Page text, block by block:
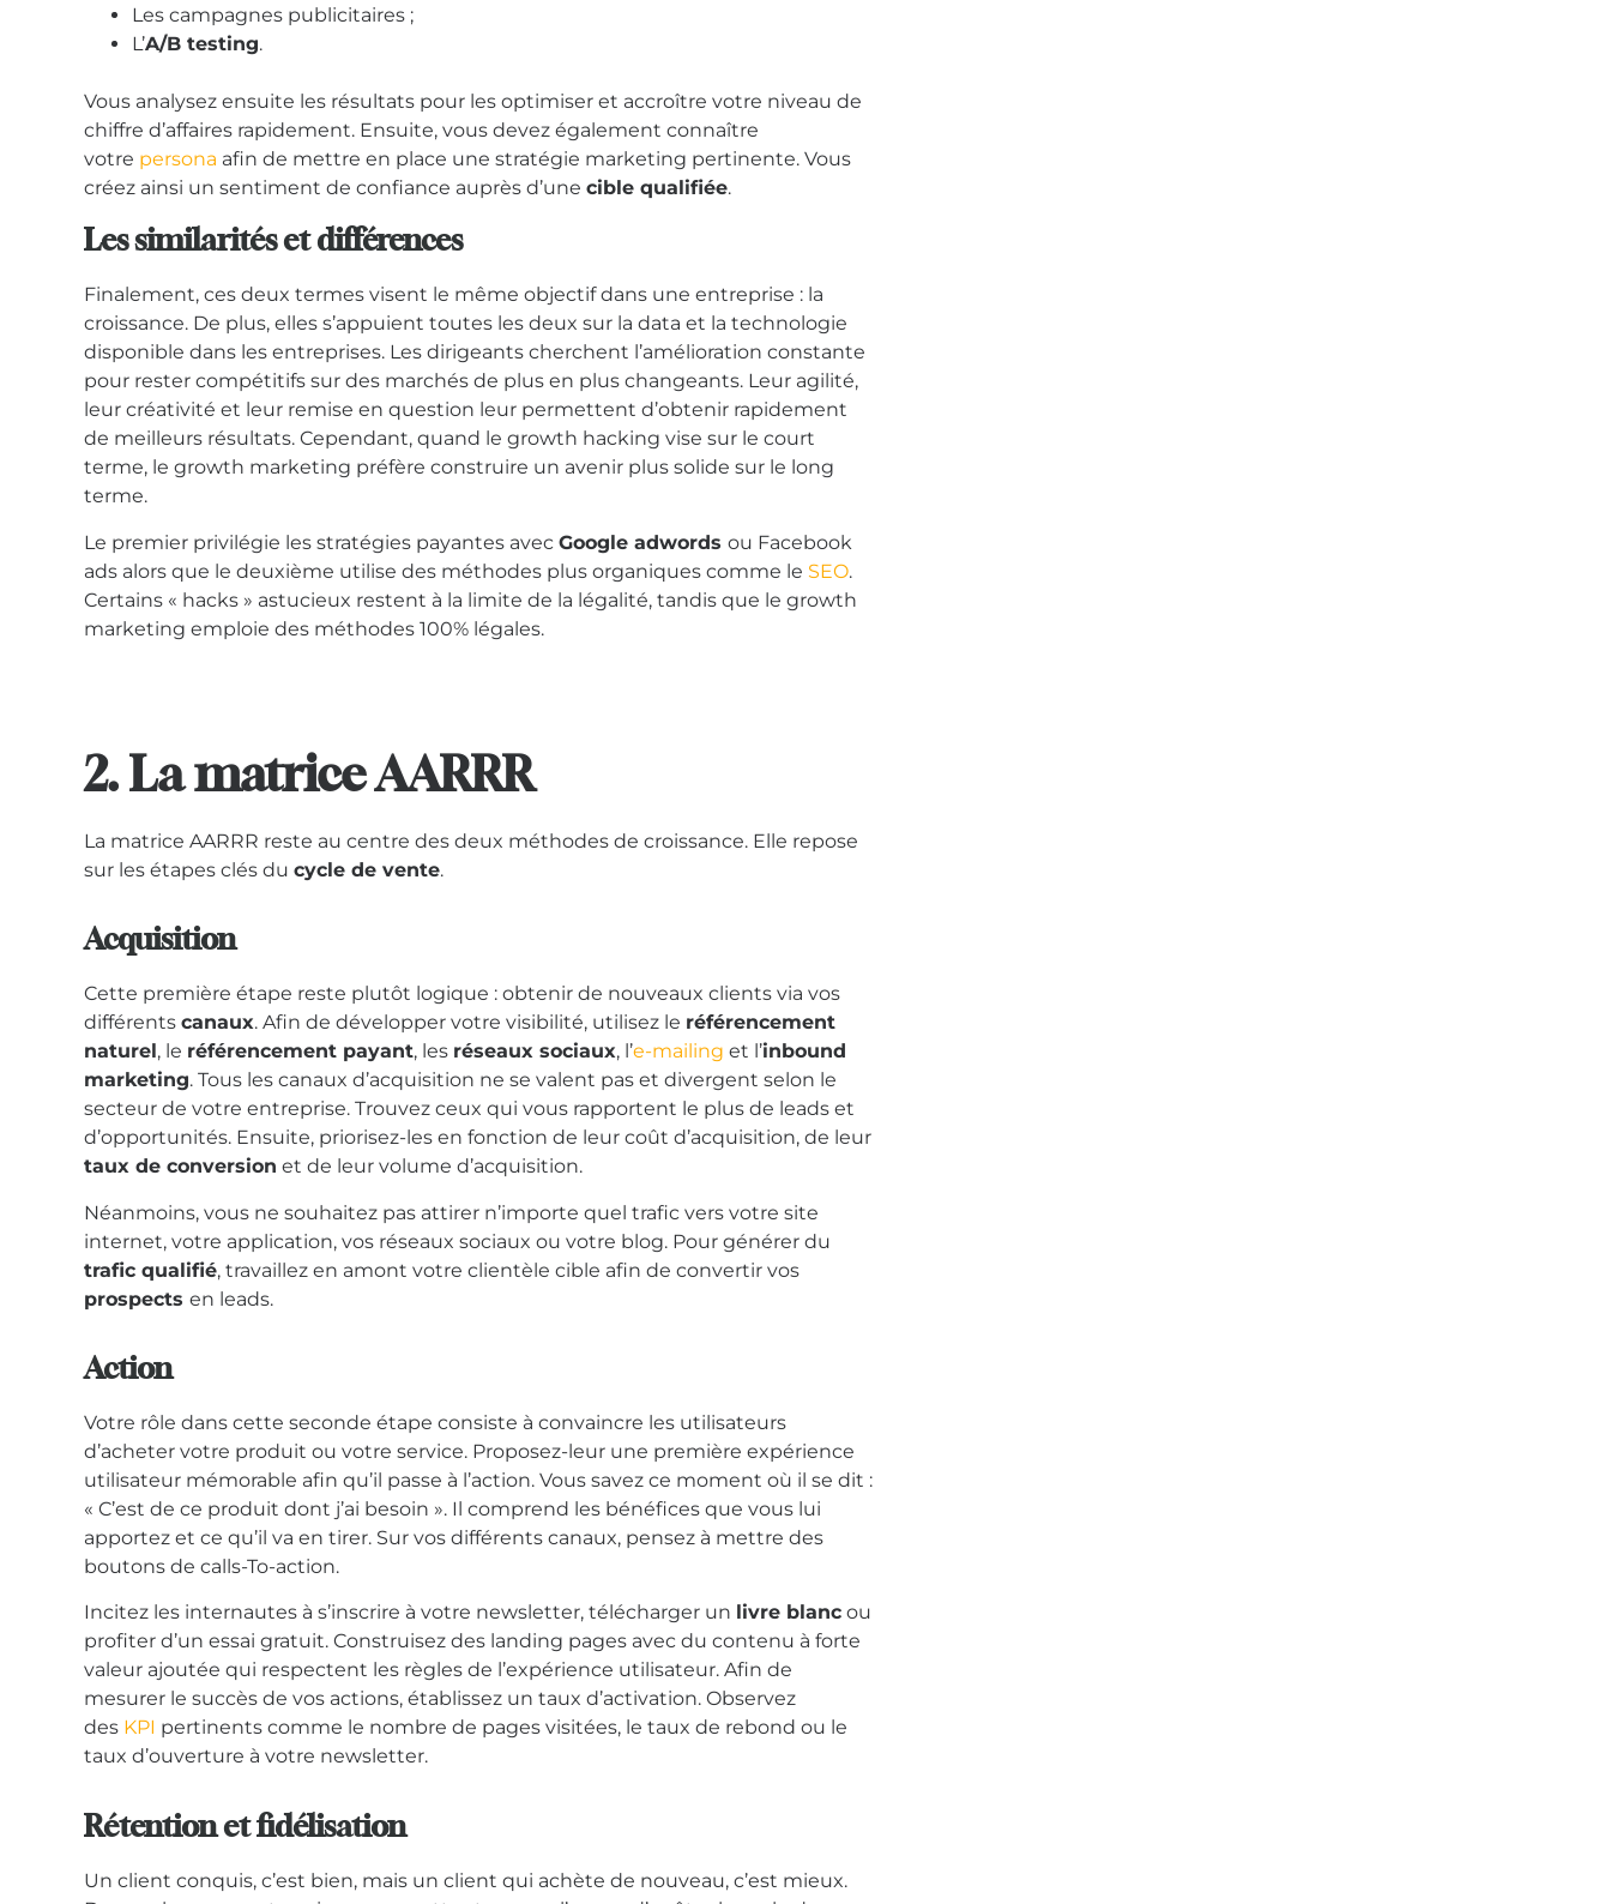
Les campagnes publicitaires ;
L’A/B testing.
Vous analysez ensuite les résultats pour les optimiser et accroître votre niveau de
chiffre d’affaires rapidement. Ensuite, vous devez également connaître
votre persona afin de mettre en place une stratégie marketing pertinente. Vous
créez ainsi un sentiment de confiance auprès d’une cible qualifiée.
Les similarités et différences
Finalement, ces deux termes visent le même objectif dans une entreprise : la
croissance. De plus, elles s’appuient toutes les deux sur la data et la technologie
disponible dans les entreprises. Les dirigeants cherchent l’amélioration constante
pour rester compétitifs sur des marchés de plus en plus changeants. Leur agilité,
leur créativité et leur remise en question leur permettent d’obtenir rapidement
de meilleurs résultats. Cependant, quand le growth hacking vise sur le court
terme, le growth marketing préfère construire un avenir plus solide sur le long
terme.
Le premier privilégie les stratégies payantes avec Google adwords ou Facebook
ads alors que le deuxième utilise des méthodes plus organiques comme le SEO.
Certains « hacks » astucieux restent à la limite de la légalité, tandis que le growth
marketing emploie des méthodes 100% légales.
2. La matrice AARRR
La matrice AARRR reste au centre des deux méthodes de croissance. Elle repose
sur les étapes clés du cycle de vente.
Acquisition
Cette première étape reste plutôt logique : obtenir de nouveaux clients via vos
différents canaux. Afin de développer votre visibilité, utilisez le référencement
naturel, le référencement payant, les réseaux sociaux, l’e-mailing et l’inbound
marketing. Tous les canaux d’acquisition ne se valent pas et divergent selon le
secteur de votre entreprise. Trouvez ceux qui vous rapportent le plus de leads et
d’opportunités. Ensuite, priorisez-les en fonction de leur coût d’acquisition, de leur
taux de conversion et de leur volume d’acquisition.
Néanmoins, vous ne souhaitez pas attirer n’importe quel trafic vers votre site
internet, votre application, vos réseaux sociaux ou votre blog. Pour générer du
trafic qualifié, travaillez en amont votre clientèle cible afin de convertir vos
prospects en leads.
Action
Votre rôle dans cette seconde étape consiste à convaincre les utilisateurs
d’acheter votre produit ou votre service. Proposez-leur une première expérience
utilisateur mémorable afin qu’il passe à l’action. Vous savez ce moment où il se dit :
« C’est de ce produit dont j’ai besoin ». Il comprend les bénéfices que vous lui
apportez et ce qu’il va en tirer. Sur vos différents canaux, pensez à mettre des
boutons de calls-To-action.
Incitez les internautes à s’inscrire à votre newsletter, télécharger un livre blanc ou
profiter d’un essai gratuit. Construisez des landing pages avec du contenu à forte
valeur ajoutée qui respectent les règles de l’expérience utilisateur. Afin de
mesurer le succès de vos actions, établissez un taux d’activation. Observez
des KPI pertinents comme le nombre de pages visitées, le taux de rebond ou le
taux d’ouverture à votre newsletter.
Rétention et fidélisation
Un client conquis, c’est bien, mais un client qui achète de nouveau, c’est mieux.